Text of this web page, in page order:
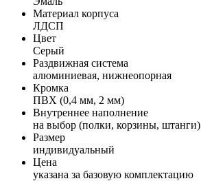
Материал корпуса
ЛДСП
Цвет
Серый
Раздвижная система
алюминиевая, нижнеопорная
Кромка
ПВХ (0,4 мм, 2 мм)
Внутреннее наполнение
на выбор (полки, корзины, штанги)
Размер
индивидуальный
Цена
указана за базовую комплектацию